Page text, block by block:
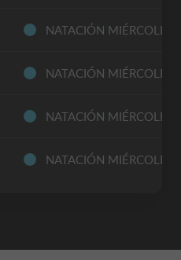
NATACIÓN MIÉRCOLES
NATACIÓN MIÉRCOLES
NATACIÓN MIÉRCOLES
NATACIÓN MIÉRCOLES